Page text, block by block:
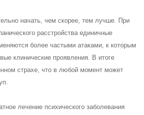
начать, чем скорее, тем лучше. При
расстройства единичные
более частыми атаками, к которым
клинические проявления. В итоге
страхе, что в любой момент может
лечение психического заболевания